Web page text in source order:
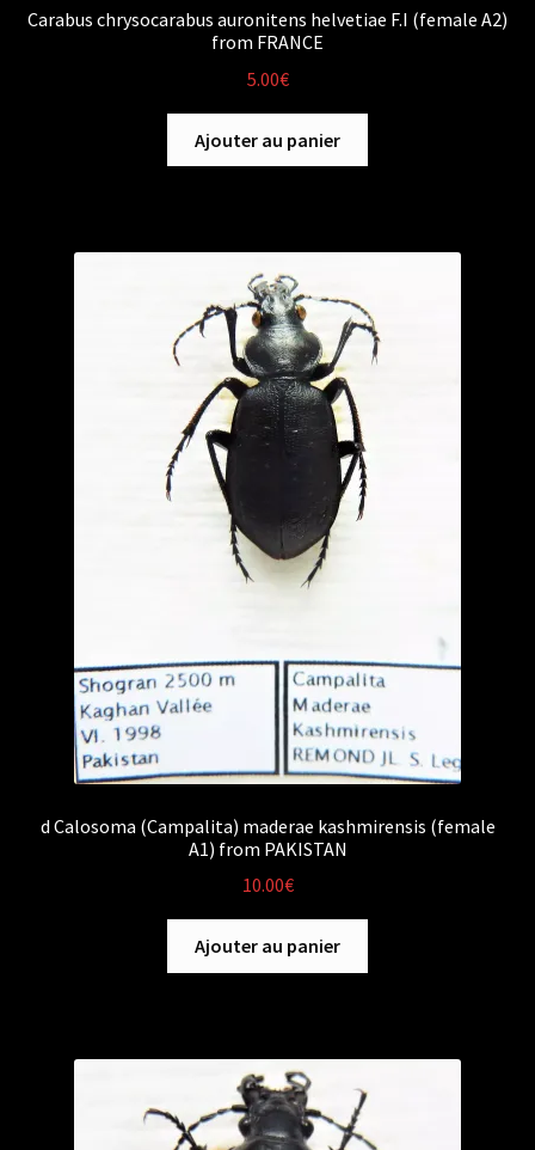
Carabus chrysocarabus auronitens helvetiae F.I (female A2)
from FRANCE
5.00€
Ajouter au panier
d Calosoma (Campalita) maderae kashmirensis (female
A1) from PAKISTAN
10.00€
Ajouter au panier